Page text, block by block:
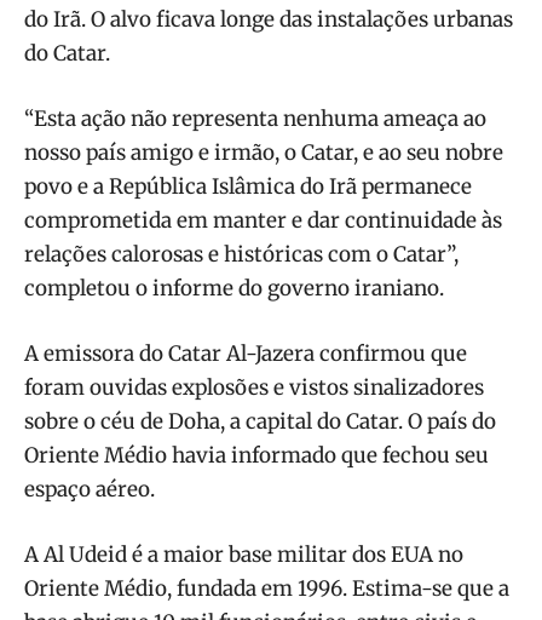
do Irã. O alvo ficava longe das instalações urbanas
do Catar.
“Esta ação não representa nenhuma ameaça ao
nosso país amigo e irmão, o Catar, e ao seu nobre
povo e a República Islâmica do Irã permanece
comprometida em manter e dar continuidade às
relações calorosas e históricas com o Catar”,
completou o informe do governo iraniano.
A emissora do Catar Al-Jazera confirmou que
foram ouvidas explosões e vistos sinalizadores
sobre o céu de Doha, a capital do Catar. O país do
Oriente Médio havia informado que fechou seu
espaço aéreo.
A Al Udeid é a maior base militar dos EUA no
Oriente Médio, fundada em 1996. Estima-se que a